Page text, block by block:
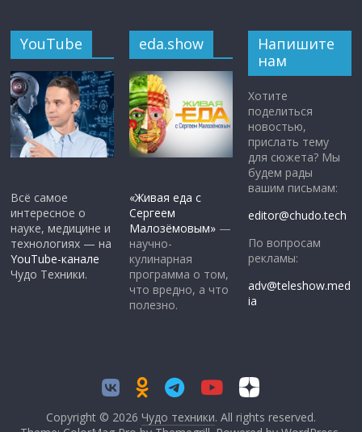
YouTube
Всё самое
интересное о
науке, медицине и
технологиях — на
YouTube-канале
Чудо Техники.
eda.show
«Живая еда с
Сергеем
Малозёмовым» —
научно-
кулинарная
программа о том,
что вредно, а что
полезно.
Напишите
нам
Хотите
поделиться
новостью,
прислать тему
для сюжета? Мы
будем рады
вашим письмам:
editor@chudo.tech
По вопросам
рекламы:
adv@teleshow.med
ia
Copyright © 2026 Чудо техники. All rights reserved.